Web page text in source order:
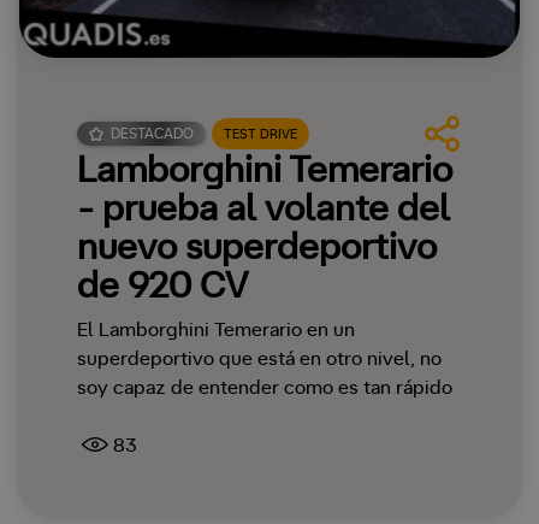
DESTACADO TEST DRIVE
Lamborghini Temerario
- prueba al volante del
nuevo superdeportivo
de 920 CV
El Lamborghini Temerario en un
superdeportivo que está en otro nivel, no
soy capaz de entender como es tan rápido
83